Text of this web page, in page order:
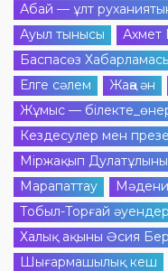
Абай — ұлт
Ауыл тынысы
Ахмет
Баспасөз
Елге сәлем
Жаңа ән
Жұмыс —
Кездесулер мен
Міржақып
Марапаттау
Тобыл-Торғай
Халық ақыны Әсия
Шығармашылық кеш